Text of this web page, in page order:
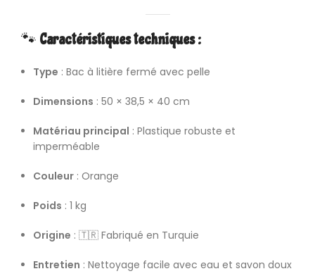
🐾 Caractéristiques techniques :
Type : Bac à litière fermé avec pelle
Dimensions : 50 × 38,5 × 40 cm
Matériau principal : Plastique robuste et
imperméable
Couleur : Orange
Poids : 1 kg
Origine : 🇹🇷 Fabriqué en Turquie
Entretien : Nettoyage facile avec eau et savon doux